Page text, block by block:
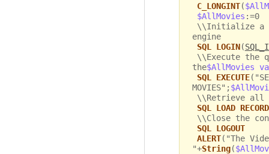
C_LONGINT(
$AllMovies :=0
\\Initialize a
engine
SQL LOGIN(
\\Execute the
the$AllMovies
SQL EXECUTE
MOVIES";
\\Retrieve all
SQL LOAD RECORD
\\Close the
SQL LOGOUT
ALERT("The
"+String(